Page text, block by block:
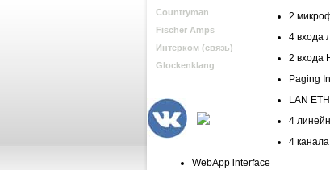
Countryman
Fischer Amps
Интерком (связь)
Glockenklang
2
4 входа
2 входа
Paging
LAN
4
4
WebApp interface